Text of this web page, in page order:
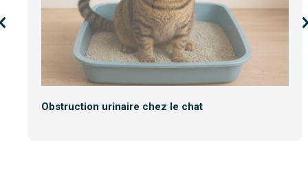
Obstruction urinaire chez le chat